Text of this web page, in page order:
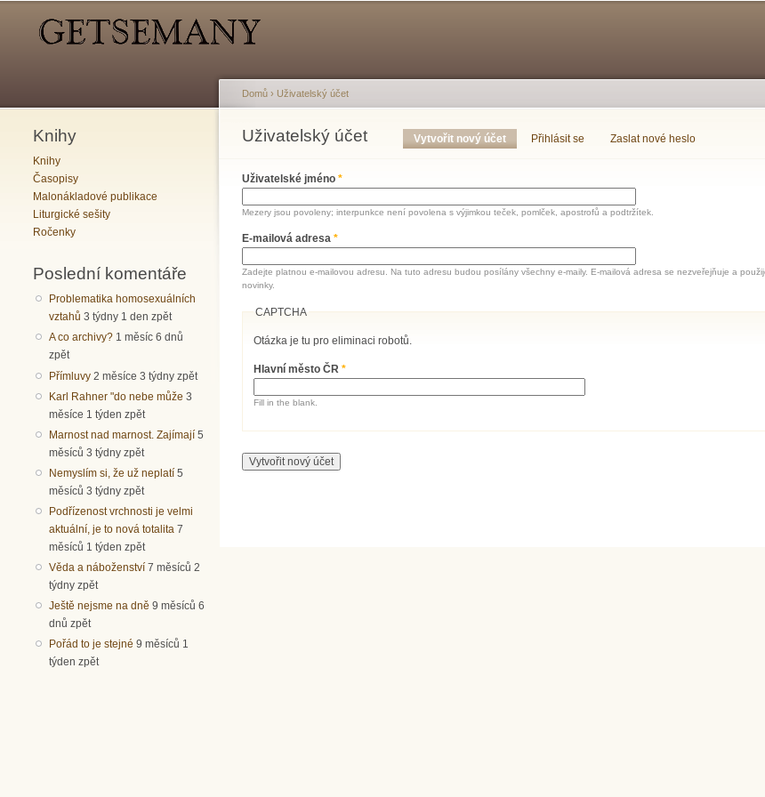
Knihy
Knihy
Časopisy
Malonákladové publikace
Liturgické sešity
Ročenky
Poslední komentáře
Problematika homosexuálních
vztahů 3 týdny 1 den zpět
A co archivy? 1 měsíc 6 dnů
zpět
Přímluvy 2 měsíce 3 týdny zpět
Karl Rahner "do nebe může 3
měsíce 1 týden zpět
Marnost nad marnost. Zajímají 5
měsíců 3 týdny zpět
Nemyslím si, že už neplatí 5
měsíců 3 týdny zpět
Podřízenost vrchnosti je velmi
aktuální, je to nová totalita 7
měsíců 1 týden zpět
Věda a náboženství 7 měsíců 2
týdny zpět
Ještě nejsme na dně 9 měsíců 6
dnů zpět
Pořád to je stejné 9 měsíců 1
týden zpět
Jste zde
Domů › Uživatelský účet
Uživatelský účet
Hlavní záložky Vytvořit nový účet (aktivní záložka)
Přihlásit se Zaslat nové heslo
Uživatelské jméno *
Mezery jsou povoleny; interpunkce není povolena s výjimkou teček, pomlček, apostrofů a podtržítek.
E-mailová adresa *
Zadejte platnou e-mailovou adresu. Na tuto adresu budou posílány všechny e-maily. E-mailová adresa se nezveřejňuje a
novinky.
CAPTCHA
Otázka je tu pro eliminaci robotů.
Hlavní město ČR*
Fill in the blank.